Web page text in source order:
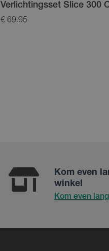
Verlichtingsset Slice 300
€ 69.95
Kom even
winkel
Kom even